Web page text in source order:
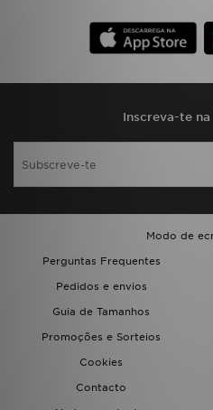
Inscreva-te
Modo de
Perguntas Frequentes
Pedidos e envios
Guia de Tamanhos
Promoções e Sorteios
Cookies
Contacto